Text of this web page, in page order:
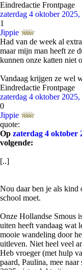
Eindredactie Frontpage
zaterdag 4 oktober
1
Jippie
Had van de week al
maar mijn man heeft ze
kunnen onze katten niet
Vandaag krijgen ze wel
Eindredactie Frontpage
zaterdag 4 oktober
0
Jippie
quote:
Op zaterdag 4 oktober
volgende:
[..]
Nou daar ben je als kind
school moet.
Onze Hollandse Smous
uiten heeft vandaag wat
mooie wandeling door
uitleven. Niet heel veel
Heb vroeger (met hulp
paard, Paulina, mee